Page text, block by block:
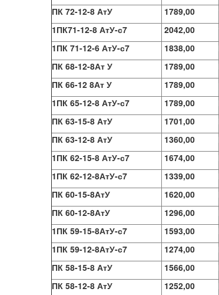
ПК 72-12-8 АтУ
1789,00
1ПК71-12-8 АтУ-с7
2042,00
1ПК 71-12-6 АтУ-с7
1838,00
ПК 68-12-8Ат У
1789,00
ПК 66-12 8Ат У
1789,00
1ПК 65-12-8 АтУ-с7
1789,00
ПК 63-15-8 АтУ
1701,00
ПК 63-12-8 АтУ
1360,00
1ПК 62-15-8 АтУ-с7
1674,00
1ПК 62-12-8АтУ-с7
1339,00
ПК 60-15-8АтУ
1620,00
ПК 60-12-8АтУ
1296,00
1ПК 59-15-8АтУ-с7
1593,00
1ПК 59-12-8АтУ-с7
1274,00
ПК 58-15-8 АтУ
1566,00
ПК 58-12-8 АтУ
1252,00